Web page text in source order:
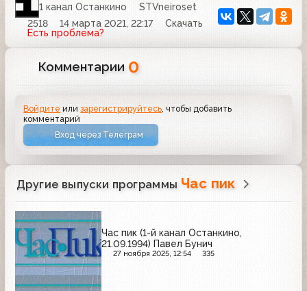
1 канал Останкино
STVneiroset
2518
14 марта 2021, 22:17
Скачать
Есть проблема?
Комментарии 0
Войдите илизарегистрируйтесь, чтобы добавить
комментарий
Вход через Телеграм
Другие выпуски программы Час пик
Час пик (1-й канал Останкино,
21.09.1994) Павел Бунич
27 ноября 2025, 12:54 335